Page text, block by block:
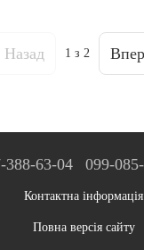
Назад 1 з 2
388-63-04 099-
Контактна інформація
Повна версія сайту